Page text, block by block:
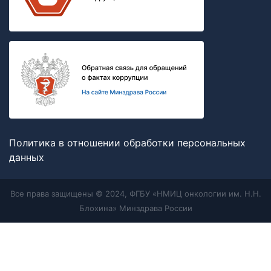
Политика в отношении обработки персональных
данных
Все права защищены © 2024, ФГБУ «НМИЦ онкологии им. Н.Н.
Блохина» Минздрава России